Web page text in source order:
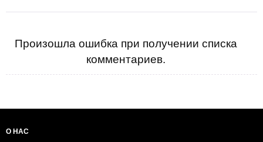
Произошла ошибка при получении списка
комментариев.
О НАС